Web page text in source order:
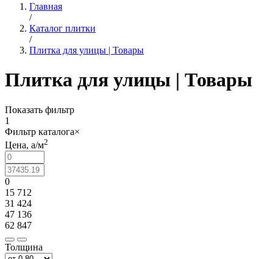
Главная
/
Каталог плитки
/
Плитка для улицы | Товары
Плитка для улицы | Товары
Показать фильтр
1
Фильтр каталога×
Цена, a/м2
0
15 712
31 424
47 136
62 847
Толщина